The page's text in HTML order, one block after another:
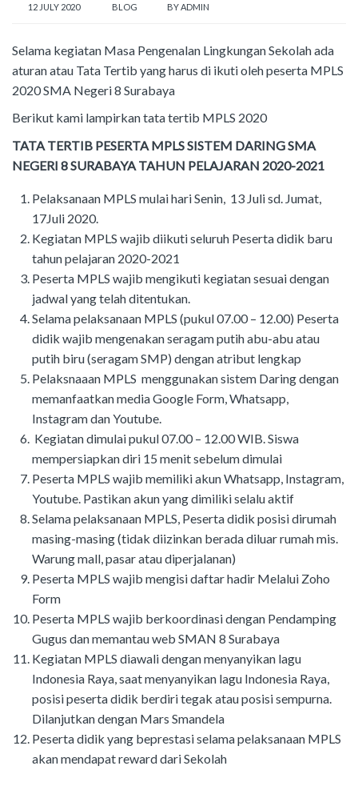
12 JULY 2020 BLOG BYADMIN
Selama kegiatan Masa Pengenalan Lingkungan Sekolah ada
aturan atau Tata Tertib yang harus di ikuti oleh peserta MPLS
2020 SMA Negeri 8 Surabaya
Berikut kami lampirkan tata tertib MPLS 2020
TATA TERTIB PESERTA MPLS SISTEM DARING SMA
NEGERI 8 SURABAYA TAHUN PELAJARAN 2020-2021
Pelaksanaan MPLS mulai hari Senin, 13 Juli sd. Jumat,
17Juli 2020.
Kegiatan MPLS wajib diikuti seluruh Peserta didik baru
tahun pelajaran 2020-2021
Peserta MPLS wajib mengikuti kegiatan sesuai dengan
jadwal yang telah ditentukan.
Selama pelaksanaan MPLS (pukul 07.00 – 12.00) Peserta
didik wajib mengenakan seragam putih abu-abu atau
putih biru (seragam SMP) dengan atribut lengkap
Pelaksnaaan MPLS menggunakan sistem Daring dengan
memanfaatkan media Google Form, Whatsapp,
Instagram dan Youtube.
Kegiatan dimulai pukul 07.00 – 12.00 WIB. Siswa
mempersiapkan diri 15 menit sebelum dimulai
Peserta MPLS wajib memiliki akun Whatsapp, Instagram,
Youtube. Pastikan akun yang dimiliki selalu aktif
Selama pelaksanaan MPLS, Peserta didik posisi dirumah
masing-masing (tidak diizinkan berada diluar rumah mis.
Warung mall, pasar atau diperjalanan)
Peserta MPLS wajib mengisi daftar hadir Melalui Zoho
Form
Peserta MPLS wajib berkoordinasi dengan Pendamping
Gugus dan memantau web SMAN 8 Surabaya
Kegiatan MPLS diawali dengan menyanyikan lagu
Indonesia Raya, saat menyanyikan lagu Indonesia Raya,
posisi peserta didik berdiri tegak atau posisi sempurna.
Dilanjutkan dengan Mars Smandela
Peserta didik yang beprestasi selama pelaksanaan MPLS
akan mendapat reward dari Sekolah